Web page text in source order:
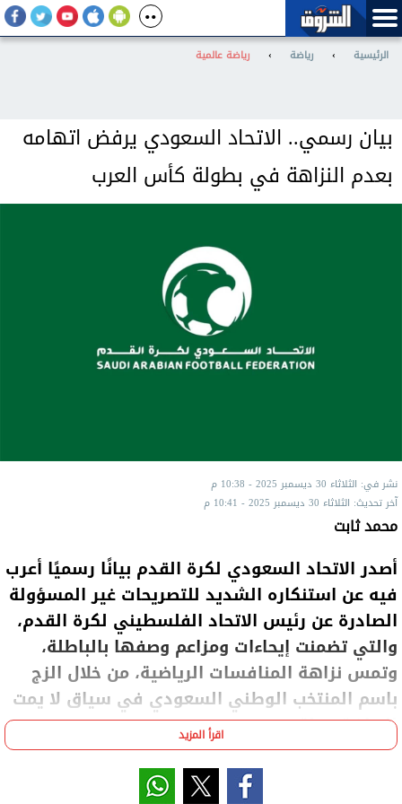
الرئيسية › رياضة › رياضة عالمية
بيان رسمي.. الاتحاد السعودي يرفض اتهامه
بعدم النزاهة في بطولة كأس العرب
نشر في: الثلاثاء 30 ديسمبر 2025 - 10:38 م
آخر تحديث: الثلاثاء 30 ديسمبر 2025 - 10:41 م
محمد ثابت
أصدر الاتحاد السعودي لكرة القدم بيانًا رسميًا أعرب
فيه عن استنكاره الشديد للتصريحات غير المسؤولة
الصادرة عن رئيس الاتحاد الفلسطيني لكرة القدم،
والتي تضمنت إيحاءات ومزاعم وصفها بالباطلة،
وتمس نزاهة المنافسات الرياضية، من خلال الزج
باسم المنتخب الوطني السعودي في سياق لا يمت
للرياضة بصلة.
وأوضح البيان أن تلك التصريحات جاءت خلال مشاركة
المنتخب السعودي في بطولة كأس العرب، التي أُقيمت
اقرأ المزيد